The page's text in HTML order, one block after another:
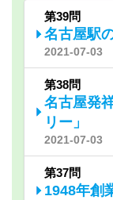
第39問
名古屋駅
2021-07-03
第38問
名古屋発
リー」
2021-07-03
第37問
1948年創